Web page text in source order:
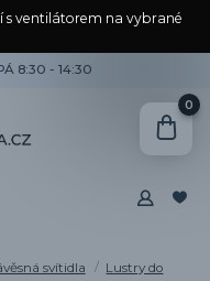
s ventilátorem na vybrané
8:30 - 14:30
0
svítidla
Lustry do